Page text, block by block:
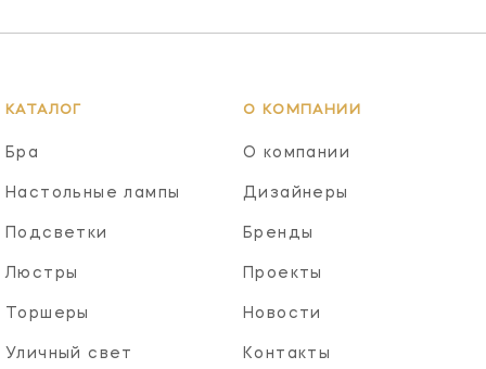
КАТАЛОГ
Бра
Настольные лампы
Подсветки
Люстры
Торшеры
Уличный свет
О КОМПАНИИ
О компании
Дизайнеры
Бренды
Проекты
Новости
Контакты